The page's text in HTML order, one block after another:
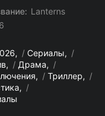
Lanterns
/ Сериалы
/
/ Драма
/
/ Триллер
/
/